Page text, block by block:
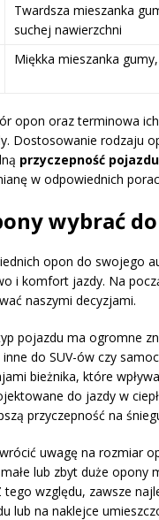
Twardsza mieszanka
suchej nawierzchni
Miękka mieszanka
opon oraz terminowa
Dostosowanie rodzaju
przyczepność pojazdu
w odpowiednich
wybrać
opon do swojego
i komfort jazdy. Na
naszymi decyzjami.
pojazdu ma ogromne
do SUV-ów czy
bieżnika, które
do jazdy w
przyczepność na
uwagę na rozmiar
lub zbyt duże opony
tego względu, zawsze
lub na naklejce